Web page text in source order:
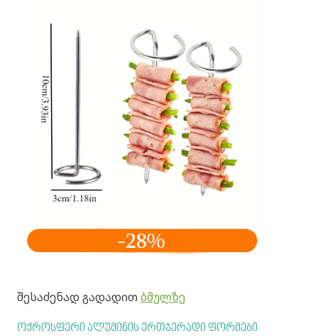
შესაძენად გადადით ბმულზე
ოქროსფერი ალუმინის ერთჯერადი ფორმები